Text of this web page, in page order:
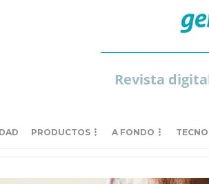
Revista
PRODUCTOS A FONDO